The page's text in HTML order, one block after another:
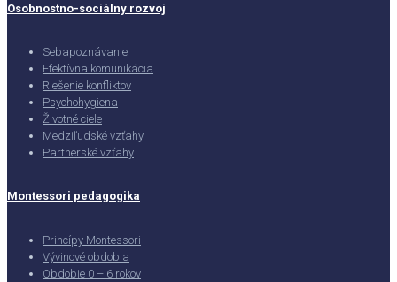
Osobnostno-sociálny rozvoj
Sebapoznávanie
Efektívna komunikácia
Riešenie konfliktov
Psychohygiena
Životné ciele
Medziľudské vzťahy
Partnerské vzťahy
Montessori pedagogika
Princípy Montessori
Vývinové obdobia
Obdobie 0 – 6 rokov